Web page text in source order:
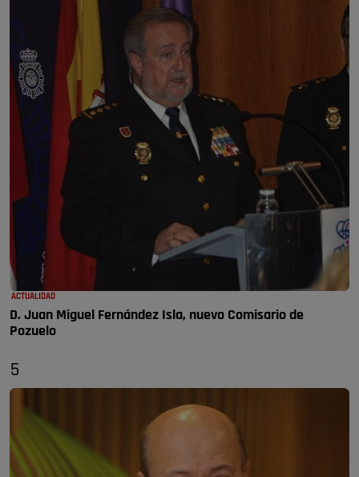
ACTUALIDAD
D. Juan Miguel Fernández Isla, nuevo Comisario de
Pozuelo
5